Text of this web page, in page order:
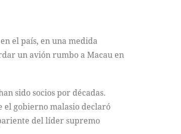
el país, en una medida
un avión rumbo a Macau en
sido socios por décadas.
el gobierno malasio declaró
del líder supremo